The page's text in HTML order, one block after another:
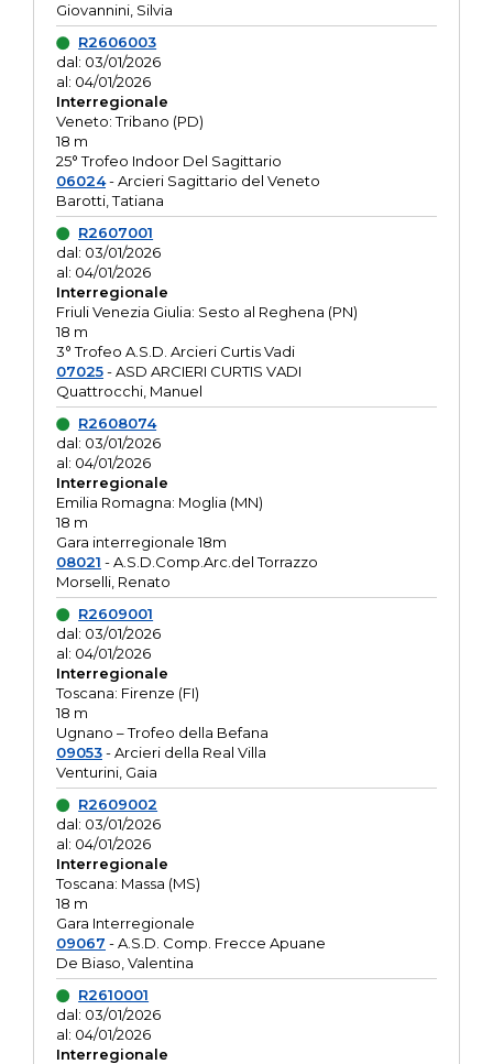
Giovannini, Silvia
R2606003
dal: 03/01/2026
al: 04/01/2026
Interregionale
Veneto: Tribano (PD)
18 m
25° Trofeo Indoor Del Sagittario
06024- Arcieri Sagittario del Veneto
Barotti, Tatiana
R2607001
dal: 03/01/2026
al: 04/01/2026
Interregionale
Friuli Venezia Giulia: Sesto al Reghena (PN)
18 m
3° Trofeo A.S.D. Arcieri Curtis Vadi
07025- ASD ARCIERI CURTIS VADI
Quattrocchi, Manuel
R2608074
dal: 03/01/2026
al: 04/01/2026
Interregionale
Emilia Romagna: Moglia (MN)
18 m
Gara interregionale 18m
08021 - A.S.D.Comp.Arc.del Torrazzo
Morselli, Renato
R2609001
dal: 03/01/2026
al: 04/01/2026
Interregionale
Toscana: Firenze (FI)
18 m
Ugnano – Trofeo della Befana
09053- Arcieri della Real Villa
Venturini, Gaia
R2609002
dal: 03/01/2026
al: 04/01/2026
Interregionale
Toscana: Massa (MS)
18 m
Gara Interregionale
09067 - A.S.D. Comp. Frecce Apuane
De Biaso, Valentina
R2610001
dal: 03/01/2026
al: 04/01/2026
Interregionale